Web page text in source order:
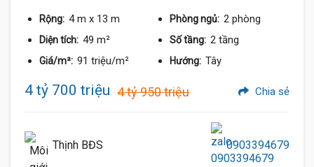
Rộng: 4 m x 13 m Phòng ngủ: 2 phòng
Diện tích: 49 m² Số tầng: 2 tầng
Giá/m²: 91 triệu/m² Hướng: Tây
4 tỷ 700 triệu 4 tỷ 950 triệu Chia sẻ
Thịnh BĐS 0903394679